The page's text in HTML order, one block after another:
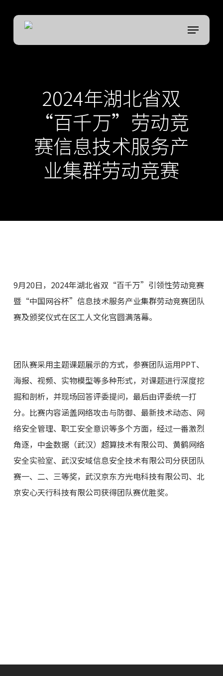
main
菜单
2024年湖北省双
“百千万”劳动竞
赛信息技术服务产
业集群劳动竞赛
9月20日，2024年湖北省双“百千万”引领性劳动竞赛
暨“中国网谷杯”信息技术服务产业集群劳动竞赛团队
赛及颁奖仪式在区工人文化宫圆满落幕。
团队赛采用主题课题展示的方式，参赛团队运用PPT、
海报、视频、实物模型等多种形式，对课题进行深度挖
掘和剖析，并现场回答评委提问，最后由评委统一打
分。比赛内容涵盖网络攻击与防御、最新技术动态、网
络安全管理、职工安全意识等多个方面，经过一番激烈
角逐，中金数据（武汉）超算技术有限公司、黄鹤网络
安全实验室、武汉安域信息安全技术有限公司分获团队
赛一、二、三等奖，武汉京东方光电科技有限公司、北
京安心天行科技有限公司获得团队赛优胜奖。
Close
Menu